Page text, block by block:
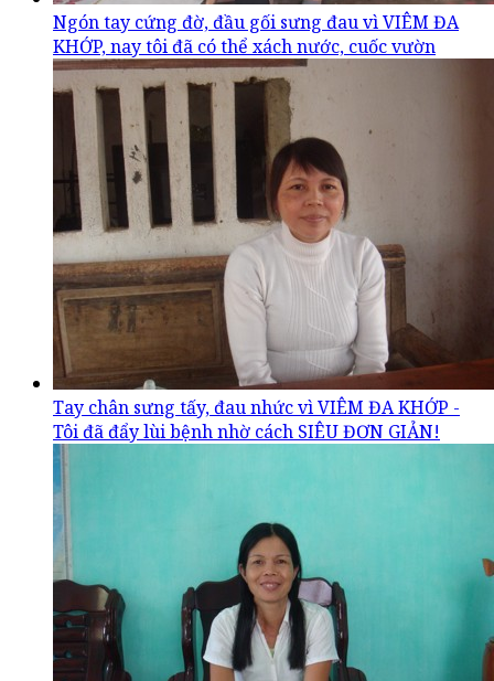
Ngón tay cứng đờ, đầu gối sưng đau vì VIÊM ĐA
KHỚP, nay tôi đã có thể xách nước, cuốc vườn
Tay chân sưng tấy, đau nhức vì VIÊM ĐA KHỚP -
Tôi đã đẩy lùi bệnh nhờ cách SIÊU ĐƠN GIẢN!